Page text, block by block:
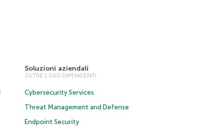
Soluzioni aziendali
OLTRE 1.000 DIPENDENTI
Cybersecurity Services
Threat Management and Defense
Endpoint Security